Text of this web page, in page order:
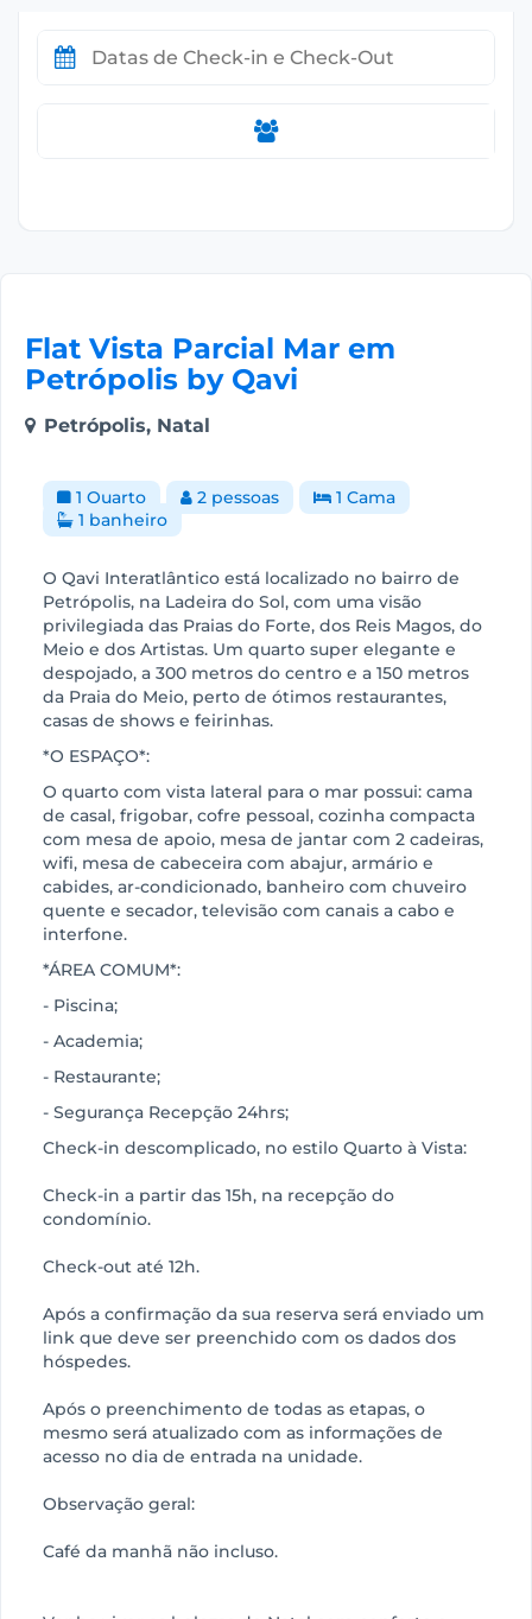
Flat Vista Parcial Mar em
Petrópolis by Qavi
Petrópolis, Natal
1 Quarto 2 pessoas
1 Cama
1 banheiro
O Qavi Interatlântico está localizado no bairro de
Petrópolis, na Ladeira do Sol, com uma visão
privilegiada das Praias do Forte, dos Reis Magos, do
Meio e dos Artistas. Um quarto super elegante e
despojado, a 300 metros do centro e a 150 metros
da Praia do Meio, perto de ótimos restaurantes,
casas de shows e feirinhas.
*O ESPAÇO*:
O quarto com vista lateral para o mar possui: cama
de casal, frigobar, cofre pessoal, cozinha compacta
com mesa de apoio, mesa de jantar com 2 cadeiras,
wifi, mesa de cabeceira com abajur, armário e
cabides, ar-condicionado, banheiro com chuveiro
quente e secador, televisão com canais a cabo e
interfone.
*ÁREA COMUM*:
- Piscina;
- Academia;
- Restaurante;
- Segurança Recepção 24hrs;
Check-in descomplicado, no estilo Quarto à Vista:
Check-in a partir das 15h, na recepção do
condomínio.
Check-out até 12h.
Após a confirmação da sua reserva será enviado um
link que deve ser preenchido com os dados dos
hóspedes.
Após o preenchimento de todas as etapas, o
mesmo será atualizado com as informações de
acesso no dia de entrada na unidade.
Observação geral:
Café da manhã não incluso.